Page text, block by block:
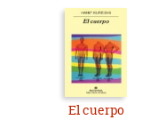
El cuerpo